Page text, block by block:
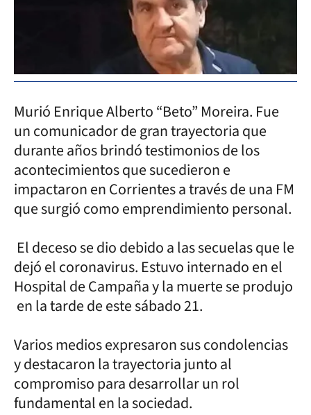
Murió Enrique Alberto “Beto” Moreira. Fue
un comunicador de gran trayectoria que
durante años brindó testimonios de los
acontecimientos que sucedieron e
impactaron en Corrientes a través de una FM
que surgió como emprendimiento personal.
El deceso se dio debido a las secuelas que le
dejó el coronavirus. Estuvo internado en el
Hospital de Campaña y la muerte se produjo
en la tarde de este sábado 21.
Varios medios expresaron sus condolencias
y destacaron la trayectoria junto al
compromiso para desarrollar un rol
fundamental en la sociedad.